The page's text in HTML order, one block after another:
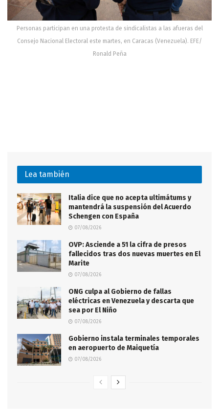
Personas participan en una protesta de sindicalistas a las afueras del
Consejo Nacional Electoral este martes, en Caracas (Venezuela). EFE/
Ronald Peña
Lea también
Italia dice que no acepta ultimátums y
mantendrá la suspensión del Acuerdo
Schengen con España
07/08/2026
OVP: Asciende a 51 la cifra de presos
fallecidos tras dos nuevas muertes en El
Marite
07/08/2026
ONG culpa al Gobierno de fallas
eléctricas en Venezuela y descarta que
sea por El Niño
07/08/2026
Gobierno instala terminales temporales
en aeropuerto de Maiquetía
07/08/2026